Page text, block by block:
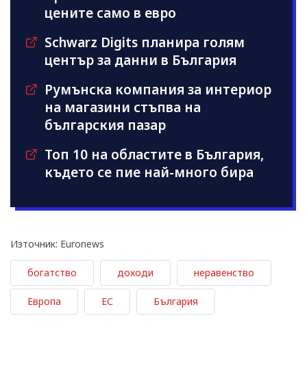
цените само в евро
Schwarz Digits планира голям
център за данни в България
Румънска компания за интериор
на магазини стъпва на
българския пазар
Топ 10 на областите в България,
където се пие най-много бира
Източник: Euronews
богатство доходи неравенство
Европа ЕС България